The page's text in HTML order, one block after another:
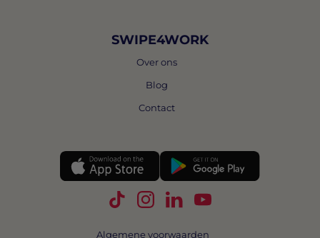
SWIPE4WORK
Over ons
Blog
Contact
Volg Swipe4Work op TikTok
Volg Swipe4Work op
Volg Swipe4Work op
Volg Swipe4Work
Algemene voorwaarden